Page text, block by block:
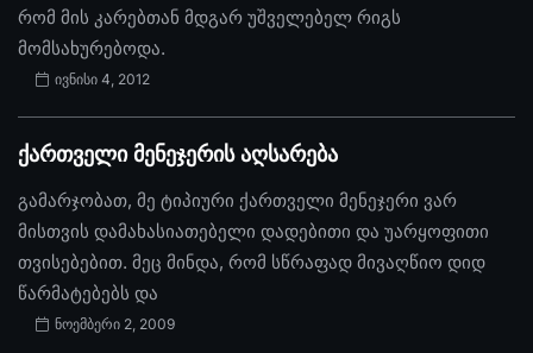
რომ მის კარებთან მდგარ უშველებელ რიგს
მომსახურებოდა.
ივნისი 4, 2012
ქართველი მენეჯერის აღსარება
გამარჯობათ, მე ტიპიური ქართველი მენეჯერი ვარ
მისთვის დამახასიათებელი დადებითი და უარყოფითი
თვისებებით. მეც მინდა, რომ სწრაფად მივაღწიო დიდ
წარმატებებს და
ნოემბერი 2, 2009